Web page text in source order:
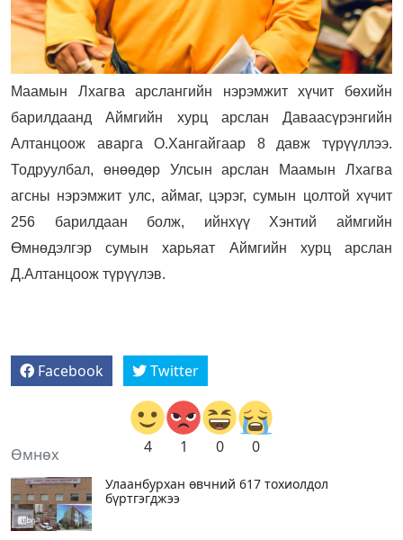
Маамын Лхагва арслангийн нэрэмжит хүчит бөхийн
барилдаанд Аймгийн хурц арслан Даваасүрэнгийн
Алтанцоож аварга О.Хангайгаар 8 давж түрүүллээ.
Тодруулбал, өнөөдөр Улсын арслан Маамын Лхагва
агсны нэрэмжит улс, аймаг, цэрэг, сумын цолтой хүчит
256 барилдаан болж, ийнхүү Хэнтий аймгийн
Өмнөдэлгэр сумын харьяат Аймгийн хурц арслан
Д.Алтанцоож түрүүлэв.
Facebook Twitter
4 1 0 0
Өмнөх
Улаанбурхан өвчний 617 тохиолдол
бүртгэгджээ